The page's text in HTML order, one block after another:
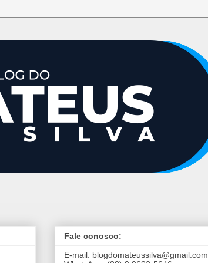
Fale conosco:
E-mail: blogdomateussilva@gmail.com